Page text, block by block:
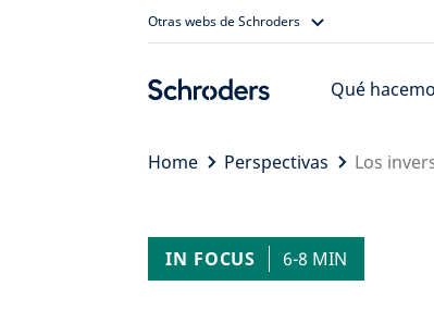
Otras webs de Schroders
Qué
Home Perspectivas Los
IN FOCUS 6-8 MIN